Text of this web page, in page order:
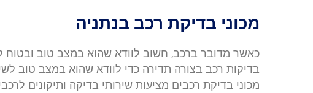
מכוני בדיקת רכב בנתניה
כאשר מדובר ברכב, חשוב לוודא שהוא במצב טוב ובטוח
בדיקות רכב בצורה תדירה כדי לוודא שהוא במצב טוב
מכוני בדיקת רכבים מציעות שירותי בדיקה ותיקונים